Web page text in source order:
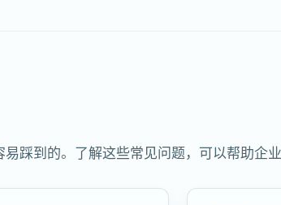
踩到的。了解这些常见问题，可以帮助企